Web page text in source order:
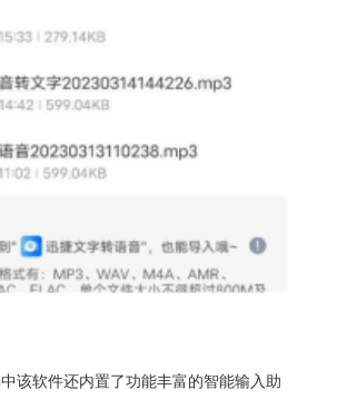
该软件还内置了功能丰富的智能输入助